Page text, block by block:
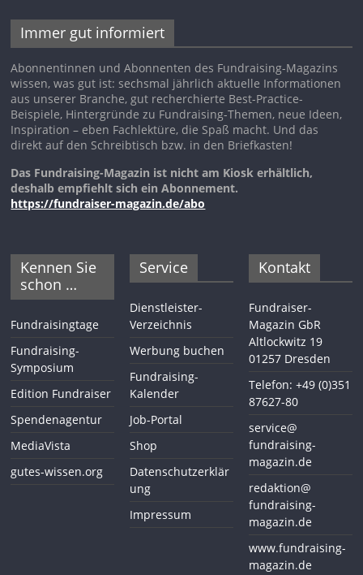
Immer gut informiert
Abonnentinnen und Abonnenten des Fundraising-Magazins
wissen, was gut ist: sechsmal jährlich aktuelle Informationen
aus unserer Branche, gut recherchierte Best-Practice-
Beispiele, Hintergründe zu Fundraising-Themen, neue Ideen,
Inspiration – eben Fachlektüre, die Spaß macht. Und das
direkt auf den Schreibtisch bzw. in den Briefkasten!
Das Fundraising-Magazin ist nicht am Kiosk erhältlich,
deshalb empfiehlt sich ein Abonnement.
https://fundraiser-magazin.de/abo
Kennen Sie
schon …
Fundraisingtage
Fundraising-
Symposium
Edition Fundraiser
Spendenagentur
MediaVista
gutes-wissen.org
Service
Dienstleister-
Verzeichnis
Werbung buchen
Fundraising-
Kalender
Job-Portal
Shop
Datenschutzerklär
ung
Impressum
Kontakt
Fundraiser-
Magazin GbR
Altlockwitz 19
01257 Dresden
Telefon: +49 (0)351
87627-80
service@
fundraising-
magazin.de
redaktion@
fundraising-
magazin.de
www.fundraising-
magazin.de